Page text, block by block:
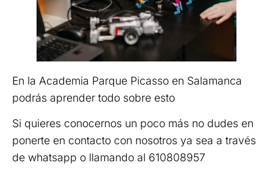
En la Academia Parque Picasso en Salamanca
podrás aprender todo sobre esto
Si quieres conocernos un poco más no dudes en
ponerte en contacto con nosotros ya sea a través
de whatsapp o llamando al 610808957